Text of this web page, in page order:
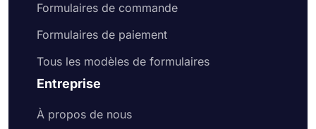
Formulaires de commande
Formulaires de paiement
Tous les modèles de formulaires
Entreprise
À propos de nous